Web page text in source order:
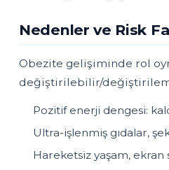
Nedenler ve Risk
Obezite gelişiminde rol
değiştirilebilir/
Pozitif enerji dengesi:
Ultra-işlenmiş gıdalar,
Hareketsiz yaşam, ekran